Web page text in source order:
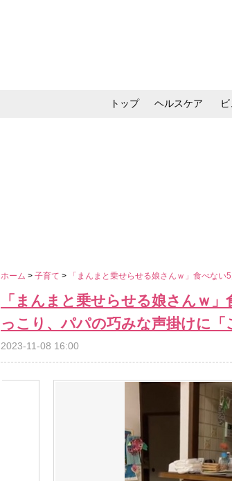
トップ ヘルスケア
ホーム > 子育て > 「まんまと乗せらせる娘さんｗ」食べな
「まんまと乗せらせる娘さんｗ
っこり、パパの巧みな声掛けに
2023-11-08 16:00